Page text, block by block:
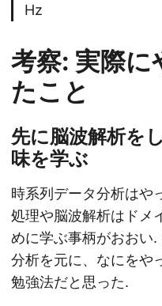
Hz
考察: 実際に
たこと
先に脳波解析を
味を学ぶ
時系列データ分析はや
処理や脳波解析はドメ
めに学ぶ事柄がおおい
分析を元に、なにをや
勉強法だと思った.